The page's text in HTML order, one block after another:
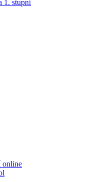
1. stupni
online